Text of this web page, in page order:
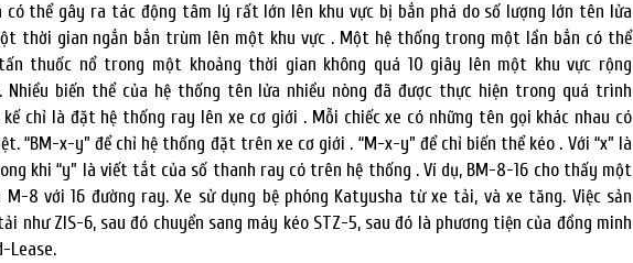
có thể gây ra tác động tâm lý rất lớn lên khu vực bị bắn phá do số lượng lớn tên lửa
thời gian ngắn bắn trùm lên một khu vực . Một hệ thống trong một lần bắn có thể
tấn thuốc nổ trong một khoảng thời gian không quá 10 giây lên một khu vực rộng
Nhiều biến thể của hệ thống tên lửa nhiều nòng đã được thực hiện trong quá trình
chỉ là đặt hệ thống ray lên xe cơ giới . Mỗi chiếc xe có những tên gọi khác nhau có
“BM-x-y” để chỉ hệ thống đặt trên xe cơ giới . “M-x-y” để chỉ biến thể kéo . Với “x” là
khi “y” là viết tắt của số thanh ray có trên hệ thống . Ví dụ, BM-8-16 cho thấy một
8 với 16 đường ray. Xe sử dụng bệ phóng Katyusha từ xe tải, và xe tăng. Việc sản
như ZIS-6, sau đó chuyển sang máy kéo STZ-5, sau đó là phương tiện của đồng minh
Lease.